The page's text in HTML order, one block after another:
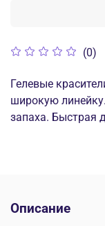
(0)
Гелевые
широкую
запаха. Быстрая
Описание